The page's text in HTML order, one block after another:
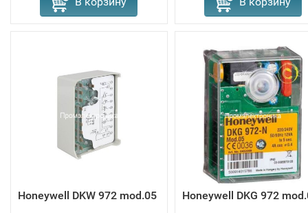
Honeywell DKW 972 mod.05 Honeywell DKG 972